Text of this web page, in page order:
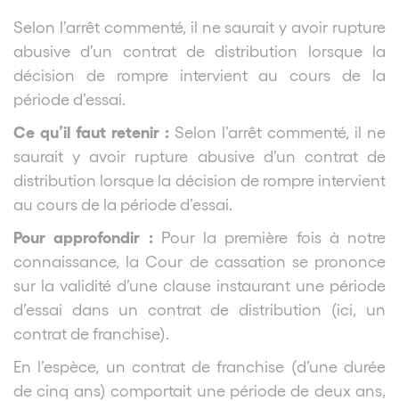
Selon l’arrêt commenté, il ne saurait y avoir rupture
abusive d’un contrat de distribution lorsque la
décision de rompre intervient au cours de la
période d’essai.
Ce qu’il faut retenir : Selon l’arrêt commenté, il ne
saurait y avoir rupture abusive d’un contrat de
distribution lorsque la décision de rompre intervient
au cours de la période d’essai.
Pour approfondir : Pour la première fois à notre
connaissance, la Cour de cassation se prononce
sur la validité d’une clause instaurant une période
d’essai dans un contrat de distribution (ici, un
contrat de franchise).
En l’espèce, un contrat de franchise (d’une durée
de cinq ans) comportait une période de deux ans,